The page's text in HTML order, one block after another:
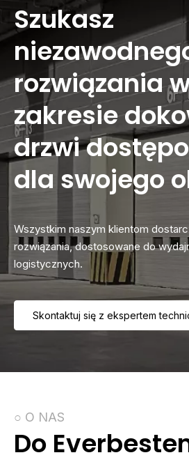
Szukasz
rozwiązania
zakresie
drzwi
dla swojego
Wszystkim naszym klientom
rozwiązania, dostosowane do
logistycznych.
Skontaktuj się z ekspertem
○ O NAS
Do